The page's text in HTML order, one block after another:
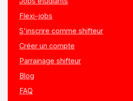
Flexi-jobs
S'inscrire comme shifteur
Créer un compte
Parrainage shifteur
Blog
FAQ